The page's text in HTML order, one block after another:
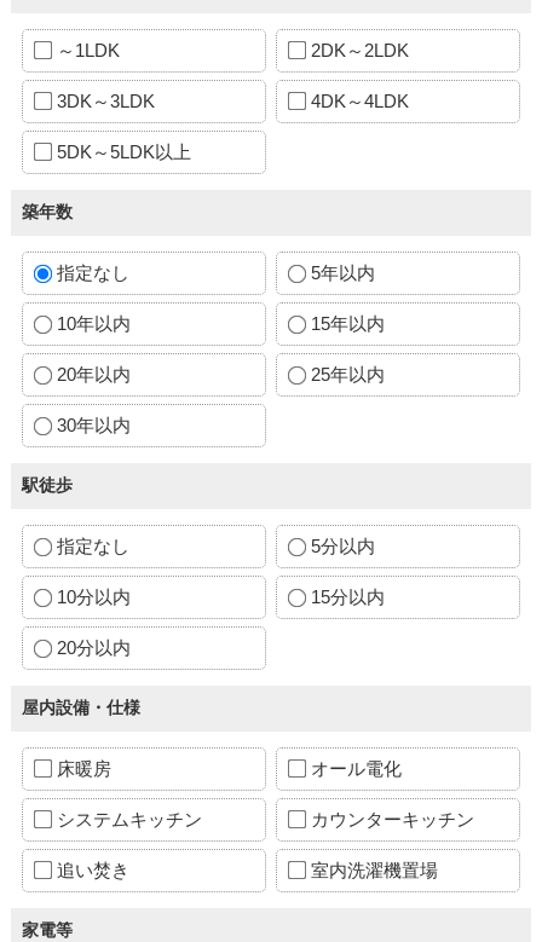
～1LDK 2DK～2LDK
3DK～3LDK 4DK～4LDK
5DK～5LDK以上
築年数
指定なし 5年以内
10年以内 15年以内
20年以内 25年以内
30年以内
駅徒歩
指定なし 5分以内
10分以内 15分以内
20分以内
屋内設備・仕様
床暖房 オール電化
システムキッチン カウンターキッチン
追い焚き 室内洗濯機置場
家電等